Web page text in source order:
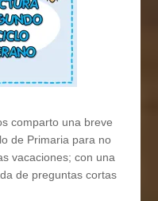
comparto una breve
de Primaria para no
vacaciones; con una
de preguntas cortas